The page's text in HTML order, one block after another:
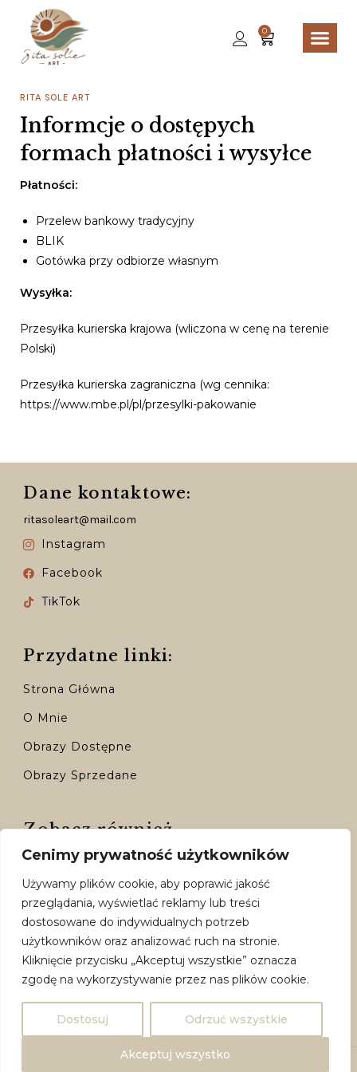
Cenimy prywatność użytkowników
Używamy plików cookie, aby poprawić jakość
przeglądania, wyświetlać reklamy lub treści
dostosowane do indywidualnych potrzeb
użytkowników oraz analizować ruch na stronie.
Kliknięcie przycisku „Akceptuj wszystkie” oznacza
zgodę na wykorzystywanie przez nas plików cookie.
Dostosuj Odrzuć wszystkie
Akceptuj wszystko
0
RITA SOLE ART
Informcje o dostępych
formach płatności i wysyłce
Płatności:
Przelew bankowy tradycyjny
BLIK
Gotówka przy odbiorze własnym
Wysyłka:
Przesyłka kurierska krajowa (wliczona w cenę na terenie
Polski)
Przesyłka kurierska zagraniczna (wg cennika:
https://www.mbe.pl/pl/przesylki-pakowanie
Dane kontaktowe:
ritasoleart@mail.com
Instagram
Facebook
TikTok
Przydatne linki:
Strona Główna
O Mnie
Obrazy Dostępne
Obrazy Sprzedane
Zobacz również
Kontakt
Moje Konto
Dostępne Formy Płatności
Polityka Prywatności
Regulamin